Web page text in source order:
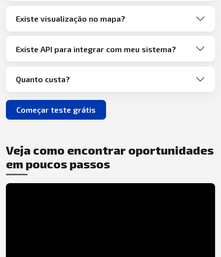
Existe visualização no mapa?
Existe API para integrar com meu sistema?
Quanto custa?
Começar teste grátis
Veja como encontrar oportunidades
em poucos passos